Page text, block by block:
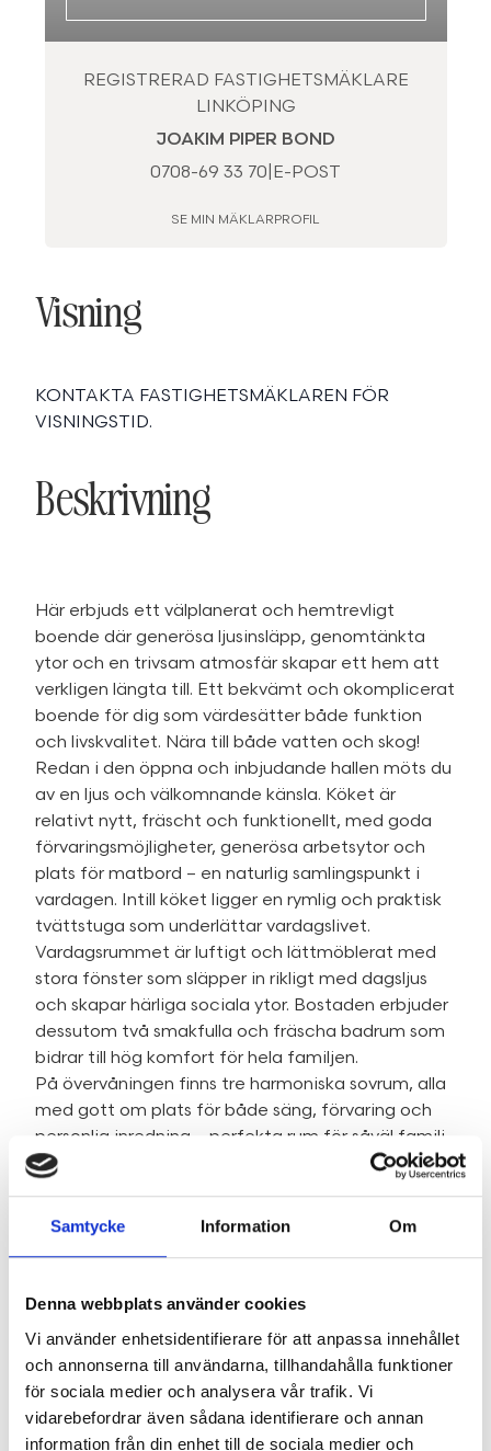
Samtycke Information Om
Denna webbplats använder cookies
Vi använder enhetsidentifierare för att anpassa innehållet
och annonserna till användarna, tillhandahålla funktioner
för sociala medier och analysera vår trafik. Vi
vidarebefordrar även sådana identifierare och annan
information från din enhet till de sociala medier och
REGISTRERAD FASTIGHETSMÄKLARE
LINKÖPING
JOAKIM PIPER BOND
0708-69 33 70 E-POST
SE MIN MÄKLARPROFIL
Visning
KONTAKTA FASTIGHETSMÄKLAREN FÖR
VISNINGSTID.
Beskrivning
Här erbjuds ett välplanerat och hemtrevligt
boende där generösa ljusinsläpp, genomtänkta
ytor och en trivsam atmosfär skapar ett hem att
verkligen längta till. Ett bekvämt och okomplicerat
boende för dig som värdesätter både funktion
och livskvalitet. Nära till både vatten och skog!
Redan i den öppna och inbjudande hallen möts du
av en ljus och välkomnande känsla. Köket är
relativt nytt, fräscht och funktionellt, med goda
förvaringsmöjligheter, generösa arbetsytor och
plats för matbord – en naturlig samlingspunkt i
vardagen. Intill köket ligger en rymlig och praktisk
tvättstuga som underlättar vardagslivet.
Vardagsrummet är luftigt och lättmöblerat med
stora fönster som släpper in rikligt med dagsljus
och skapar härliga sociala ytor. Bostaden erbjuder
dessutom två smakfulla och fräscha badrum som
bidrar till hög komfort för hela familjen.
På övervåningen finns tre harmoniska sovrum, alla
med gott om plats för både säng, förvaring och
personlig inredning – perfekta rum för såväl familj
som gäster eller hemmakontor.
trivsamma uteplatser som förlänger boendet och
eftermiddag till kväll samt gott om plats för
långa middagar och sociala stunder. På bostadens
framsida finns även en trevlig altan där
morgonsolen kan avnjutas i lugn och ro.
HSB Brf Brunnby är en välskött, stabil och